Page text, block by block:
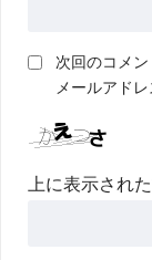
次回のコメ
メールアド
上に表示され